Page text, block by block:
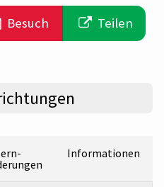
Besuch Teilen
Informationen